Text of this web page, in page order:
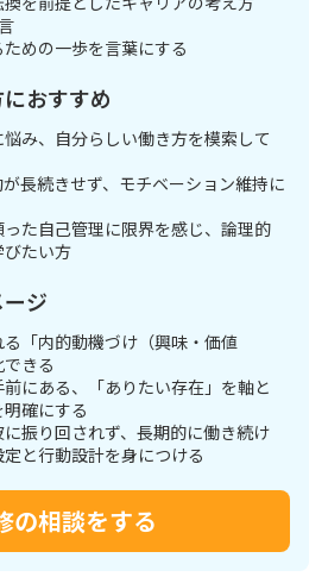
めの一歩を言葉にする
おすすめ
み、自分らしい働き方を模索して
長続きせず、モチベーション維持に
った自己管理に限界を感じ、論理的
たい方
ジ
る「内的動機づけ（興味・価値
きる
にある、「ありたい存在」を軸と
確にする
に振り回されず、長期的に働き続け
と行動設計を身につける
の相談をする